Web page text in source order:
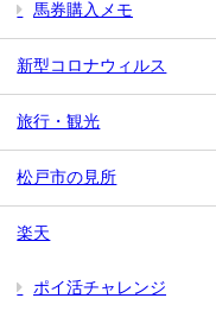
馬券購入メモ
新型コロナウィルス
旅行・観光
松戸市の見所
楽天
ポイ活チャレンジ